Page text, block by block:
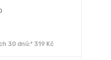
30 dnů:* 319 Kč